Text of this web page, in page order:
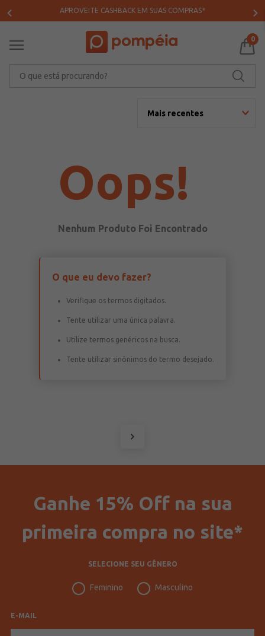
APROVEITE CASHBACK EM SUAS COMPRAS*
0
Mais recentes
Oops!
O que eu devo fazer?
Verifique os termos digitados.
Tente utilizar uma única palavra.
Utilize termos genéricos na busca.
Tente utilizar sinônimos do termo desejado.
Ganhe 15% Off na sua
primeira compra no site*
SELECIONE SEU GÊNERO
Feminino Masculino
E-MAIL